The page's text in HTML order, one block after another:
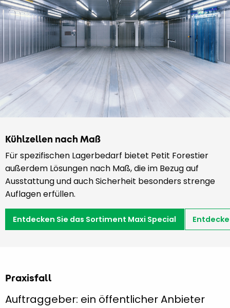
Kühlzellen nach Maß
Für spezifischen Lagerbedarf bietet Petit Forestier
außerdem Lösungen nach Maß, die im Bezug auf
Ausstattung und auch Sicherheit besonders strenge
Auflagen erfüllen.
Entdecken Sie das Sortiment Maxi Special
Praxisfall
Auftraggeber: ein öffentlicher Anbieter